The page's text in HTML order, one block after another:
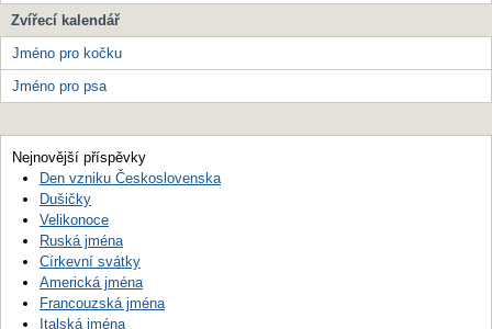
Zvířecí kalendář
Jméno pro kočku
Jméno pro psa
Nejnovější příspěvky
Den vzniku Československa
Dušičky
Velikonoce
Ruská jména
Církevní svátky
Americká jména
Francouzská jména
Italská jména